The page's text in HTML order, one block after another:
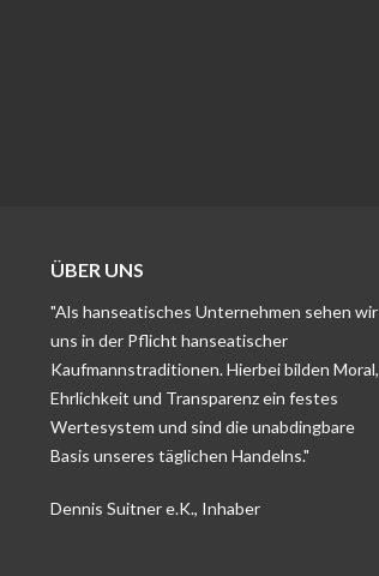
ÜBER UNS
"Als hanseatisches Unternehmen sehen wir
uns in der Pflicht hanseatischer
Kaufmannstraditionen. Hierbei bilden Moral,
Ehrlichkeit und Transparenz ein festes
Wertesystem und sind die unabdingbare
Basis unseres täglichen Handelns."
Dennis Suitner e.K., Inhaber